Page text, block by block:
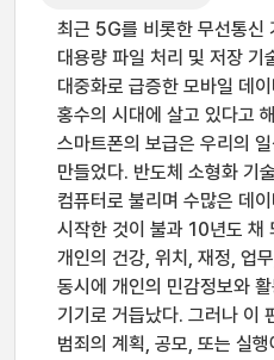
최근 5G를 비롯한 무선통신
대용량 파일 처리 및 저장 기
대중화로 급증한 모바일 데
홍수의 시대에 살고 있다고
스마트폰의 보급은 우리의
만들었다. 반도체 소형화 기
컴퓨터로 불리며 수많은 데
시작한 것이 불과 10년도 채
개인의 건강, 위치, 재정, 업
동시에 개인의 민감정보와
기기로 거듭났다. 그러나 이
범죄의 계획, 공모, 또는 실